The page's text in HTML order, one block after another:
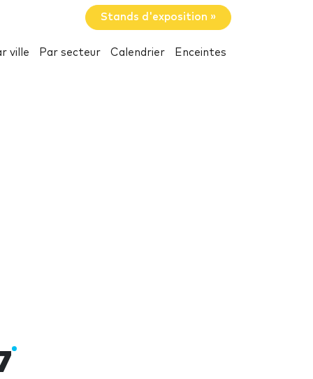
Stands d'exposition »
ville Par secteur Calendrier Enceintes